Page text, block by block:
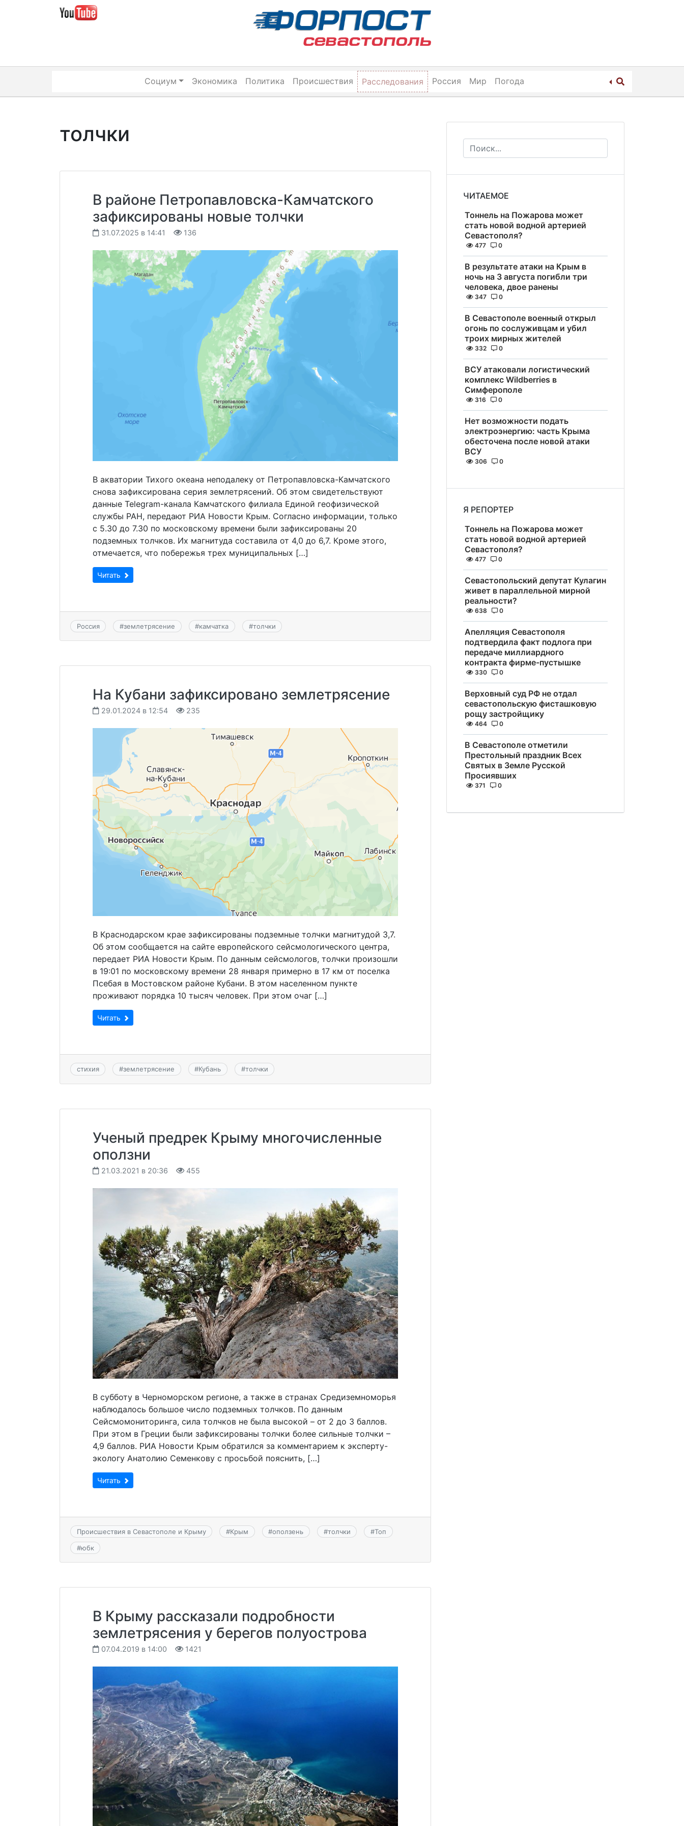
Социум Экономика Политика Происшествия Расследования Россия Мир Погода
толчки
В районе Петропавловска-Камчатского
зафиксированы новые толчки
31.07.2025 в 14:41 136
В акватории Тихого океана неподалеку от Петропавловска-Камчатского
снова зафиксирована серия землетрясений. Об этом свидетельствуют
данные Telegram-канала Камчатского филиала Единой геофизической
службы РАН, передают РИА Новости Крым. Согласно информации, только
с 5.30 до 7.30 по московскому времени были зафиксированы 20
подземных толчков. Их магнитуда составила от 4,0 до 6,7. Кроме этого,
отмечается, что побережья трех муниципальных […]
Читать
Россия #землетрясение #камчатка #толчки
На Кубани зафиксировано землетрясение
29.01.2024 в 12:54 235
В Краснодарском крае зафиксированы подземные толчки магнитудой 3,7.
Об этом сообщается на сайте европейского сейсмологического центра,
передает РИА Новости Крым. По данным сейсмологов, толчки произошли
в 19:01 по московскому времени 28 января примерно в 17 км от поселка
Псебая в Мостовском районе Кубани. В этом населенном пункте
проживают порядка 10 тысяч человек. При этом очаг […]
Читать
стихия #землетрясение #Кубань #толчки
Ученый предрек Крыму многочисленные
оползни
21.03.2021 в 20:36 455
В субботу в Черноморском регионе, а также в странах Средиземноморья
наблюдалось большое число подземных толчков. По данным
Сейсмомониторинга, сила толчков не была высокой – от 2 до 3 баллов.
При этом в Греции были зафиксированы толчки более сильные толчки –
4,9 баллов. РИА Новости Крым обратился за комментарием к эксперту-
экологу Анатолию Семенкову с просьбой пояснить, […]
Читать
Происшествия в Севастополе и Крыму #Крым #оползень #толчки #Топ
#юбк
В Крыму рассказали подробности
землетрясения у берегов полуострова
07.04.2019 в 14:00 1421
ЧИТАЕМОЕ
Тоннель на Пожарова может
стать новой водной артерией
Севастополя?
477 0
В результате атаки на Крым в
ночь на 3 августа погибли три
человека, двое ранены
347 0
В Севастополе военный открыл
огонь по сослуживцам и убил
троих мирных жителей
332 0
ВСУ атаковали логистический
комплекс Wildberries в
Симферополе
316 0
Нет возможности подать
электроэнергию: часть Крыма
обесточена после новой атаки
ВСУ
306 0
Я РЕПОРТЕР
Тоннель на Пожарова может
стать новой водной артерией
Севастополя?
477 0
Севастопольский депутат Кулагин
живет в параллельной мирной
реальности?
638 0
Апелляция Севастополя
подтвердила факт подлога при
передаче миллиардного
контракта фирме-пустышке
330 0
Верховный суд РФ не отдал
севастопольскую фисташковую
рощу застройщику
464 0
В Севастополе отметили
Престольный праздник Всех
Святых в Земле Русской
Просиявших
371 0